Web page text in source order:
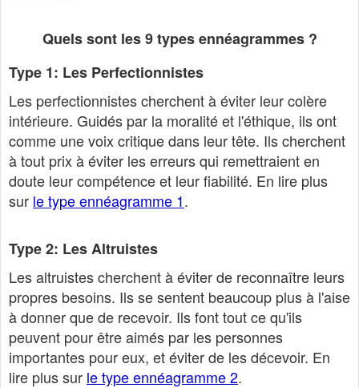
Quels sont les 9 types ennéagrammes ?
Type 1: Les Perfectionnistes
Les perfectionnistes cherchent à éviter leur colère
intérieure. Guidés par la moralité et l'éthique, ils ont
comme une voix critique dans leur tête. Ils cherchent
à tout prix à éviter les erreurs qui remettraient en
doute leur compétence et leur fiabilité. En lire plus
sur le type ennéagramme 1.
Type 2: Les Altruistes
Les altruistes cherchent à éviter de reconnaître leurs
propres besoins. Ils se sentent beaucoup plus à l'aise
à donner que de recevoir. Ils font tout ce qu'ils
peuvent pour être aimés par les personnes
importantes pour eux, et éviter de les décevoir. En
lire plus sur le type ennéagramme 2.